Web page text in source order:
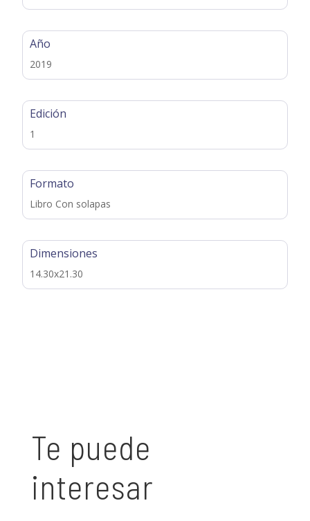
Año
2019
Edición
1
Formato
Libro Con solapas
Dimensiones
14.30x21.30
Te puede
interesar